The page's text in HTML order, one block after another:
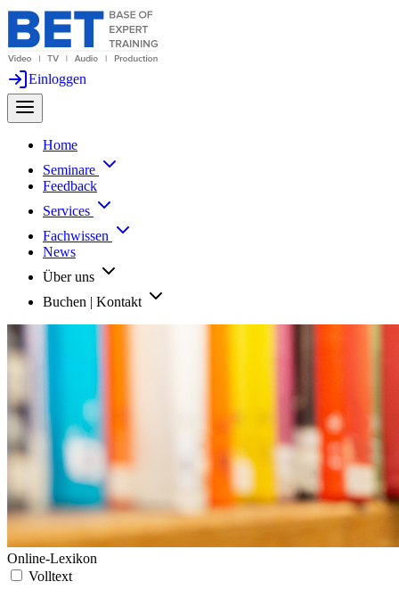
Einloggen
Home
Seminare
Feedback
Services
Fachwissen
News
Über uns
Buchen | Kontakt
Online-Lexikon
Volltext